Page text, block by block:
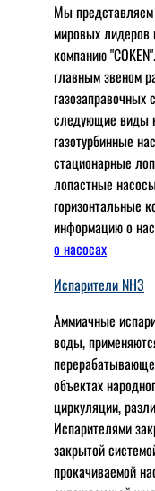
Мы
мировых лидеров
компанию
главным звеном
газозаправочных
следующие виды
газотурбинные
стационарные
лопaстные
горизонтальные
информацию о
о насосах
Испарители NH3
Аммиачные
воды,
объектах
циркуляции,
Испарителями
закрытой
прокачиваемой